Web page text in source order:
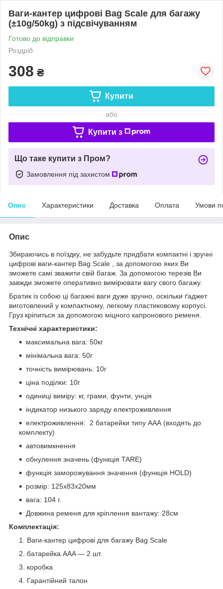
Ваги-кантер цифрові Bag Scale для багажу
(±10g/50kg) з підсвічуванням
Готово до відправки
Роздріб
308 ₴
Купити
або
Купити з
Що таке купити з Пром?
Замовлення під захистом
Опис Характеристики Доставка Оплата Умови
Опис
Збираючись в поїздку, не забудьте придбати компактні і зручні
цифрові ваги-кантер Bag Scale , за допомогою яких Ви
зможете самі зважити свій багаж. За допомогою терезів Ви
завжди зможете оперативно вимірювати вагу свого багажу.
Братик із собою ці багажні ваги дуже зручно, оскільки ґаджет
виготовлений у компактному, легкому пластиковому корпусі.
Груз кріпиться за допомогою міцного капронового ременя.
Технічні характеристики:
максимальна вага: 50кг
мінімальна вага: 50г
точність вимірювань: 10г
ціна поділки: 10г
одиниці виміру: кг, грами, фунти, унція
індикатор низького заряду електроживлення
електроживлення: 2 батарейки типу ААА (входять до
комплекту)
автовимкнення
обнулення значень (функція TARE)
функція заморожування значення (функція HOLD)
розмір: 125х83х20мм
вага: 104 г.
Довжина ременя для кріплення вантажу: 28см
Комплектація:
Ваги-кантер цифрові для багажу Bag Scale
батарейка AAA — 2 шт.
коробка
Гарантійний талон